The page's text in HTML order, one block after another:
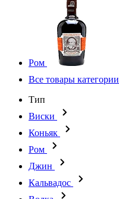
Ром
Все товары категории
Тип
Виски
Коньяк
Ром
Джин
Кальвадос